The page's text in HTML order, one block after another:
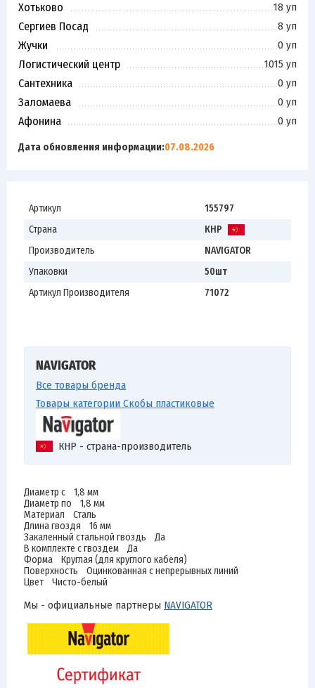
Хотьково 18 уп
Сергиев Посад 8 уп
Жучки 0 уп
Логистический центр 1015 уп
Сантехника 0 уп
Заломаева 0 уп
Афонина 0 уп
Дата обновления информации:07.08.2026
Артикул
155797
Страна
КНР
Производитель
NAVIGATOR
Упаковки
50шт
Артикул Производителя
71072
NAVIGATOR
Все товары бренда
Товары категории Скобы пластиковые
КНР - страна-производитель
Диаметр с 1,8 мм
Диаметр по 1,8 мм
Материал Сталь
Длина гвоздя 16 мм
Закаленный стальной гвоздь Да
В комплекте с гвоздем Да
Форма Круглая (для круглого кабеля)
Поверхность Оцинкованная с непрерывных линий
Цвет Чисто-белый
Мы - официальные партнеры NAVIGATOR